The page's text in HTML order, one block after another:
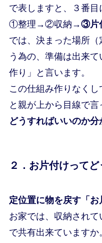
で表しますと、３番目
①整理→②収納→③片
では、決まった場所
う為の、準備は出来
作り」と言います。
この仕組み作りなくし
と親が上から目線で
どうすればいいのか分
２．お片付けって
定位置に物を戻す「お
お家では、収納され
で共有出来ています